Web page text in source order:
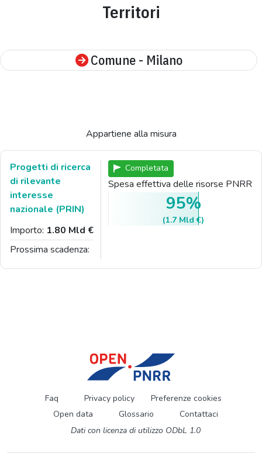
Territori
Comune - Milano
Appartiene alla misura
Progetti di ricerca
di rilevante
interesse
nazionale (PRIN)
Importo: 1.80 Mld €
Prossima scadenza:
Completata
Spesa effettiva delle risorse PNRR
95%
(1.7 Mld €)
Faq Privacy policy
Preferenze cookies
Open data
Glossario
Contattaci
Dati con licenza di utilizzo ODbL 1.0